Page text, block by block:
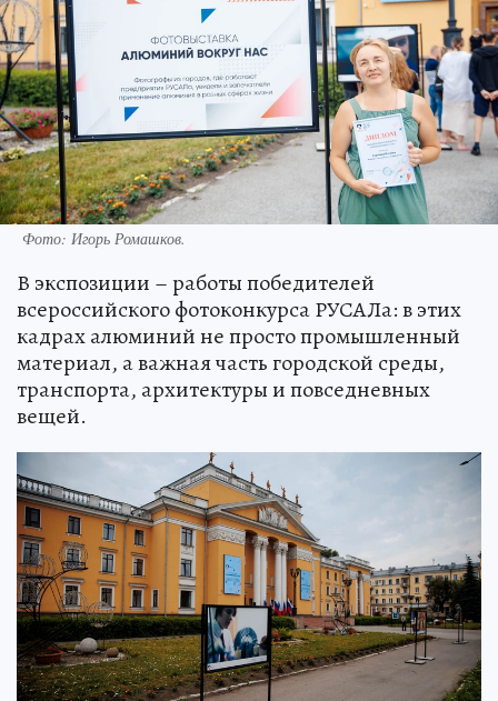
Фото: Игорь Ромашков.
В экспозиции – работы победителей
всероссийского фотоконкурса РУСАЛа: в этих
кадрах алюминий не просто промышленный
материал, а важная часть городской среды,
транспорта, архитектуры и повседневных
вещей.